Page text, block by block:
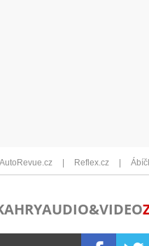
AutoRevue.cz Reflex.cz
HRYAUDIO&VIDEO